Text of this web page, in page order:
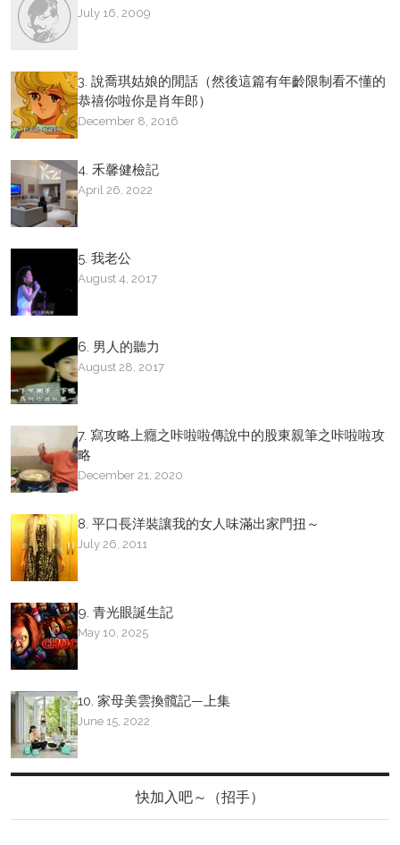
July 16, 2009
3. 說喬琪姑娘的閒話（然後這篇有年齡限制看不懂的
恭禧你啦你是肖年郎）
December 8, 2016
4. 禾馨健檢記
April 26, 2022
5. 我老公
August 4, 2017
6. 男人的聽力
August 28, 2017
7. 寫攻略上癮之咔啦啦傳說中的股東親筆之咔啦啦攻
略
December 21, 2020
8. 平口長洋裝讓我的女人味滿出家門扭～
July 26, 2011
9. 青光眼誕生記
May 10, 2025
10. 家母美雲換髖記—上集
June 15, 2022
快加入吧～（招手）